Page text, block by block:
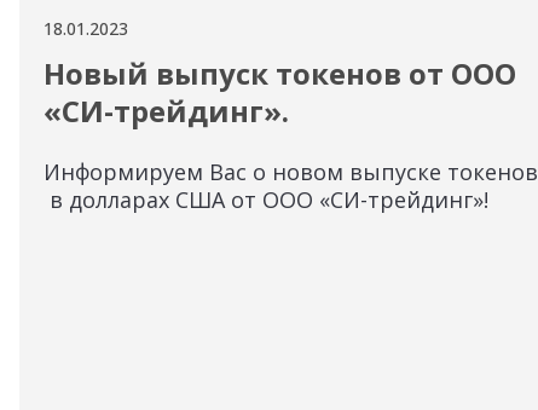
18.01.2023
Новый выпуск токенов от ООО
«СИ-трейдинг».
Информируем Вас о новом выпуске токенов
в долларах США от ООО «СИ-трейдинг»​​​​​​​!